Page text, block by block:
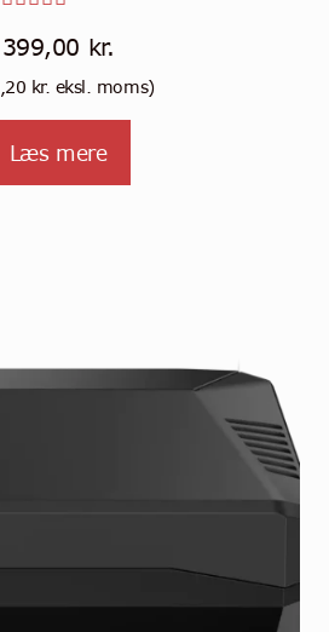
t4.00
ud af 5
399,00 kr.
kr. eksl. moms)
Læs mere